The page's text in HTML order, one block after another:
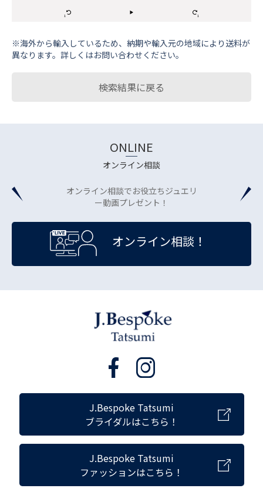
※海外から輸⼊しているため、納期や輸⼊元の地域により送料が
異なります。詳しくはお問い合わせください。
検索結果に戻る
ONLINE
オンライン相談
オンライン相談でお役立ちジュエリ
ー動画プレゼント！
オンライン相談！
J.Bespoke Tatsumi
ブライダルはこちら！
J.Bespoke Tatsumi
ファッションはこちら！